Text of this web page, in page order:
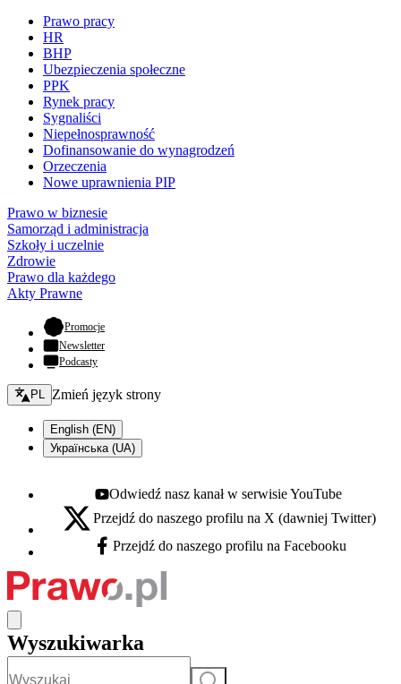
Prawo pracy
HR
BHP
Ubezpieczenia społeczne
PPK
Rynek pracy
Sygnaliści
Niepełnosprawność
Dofinansowanie do wynagrodzeń
Orzeczenia
Nowe uprawnienia PIP
Prawo w biznesie
Samorząd i administracja
Szkoły i uczelnie
Zdrowie
Prawo dla każdego
Akty Prawne
Promocje- otwiera się w nowej karcie
Newsletter
Podcasty
Zmień język - bieżący:
PL Zmień język strony
English (EN)
Українська (UA)
Youtube - otwiera się w nowej karcie
Odwiedź nasz kanał w serwisie YouTube
X - otwiera się w nowej karcie
Przejdź do naszego profilu na X (dawniej Twitter)
Facebook - otwiera się w nowej karcie
Przejdź do naszego profilu na Facebooku
Wyszukiwarka
Szukaj